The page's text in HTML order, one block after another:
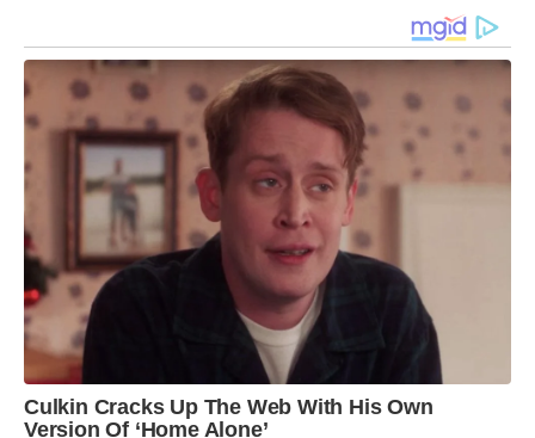
Culkin Cracks Up The Web With His Own
Version Of ‘Home Alone’